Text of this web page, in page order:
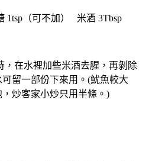
（可不加） 米酒 3Tbsp
，在水裡加些米酒去腥，再剝除
留一部份下來用。(魷魚較大
炒客家小炒只用半條。)